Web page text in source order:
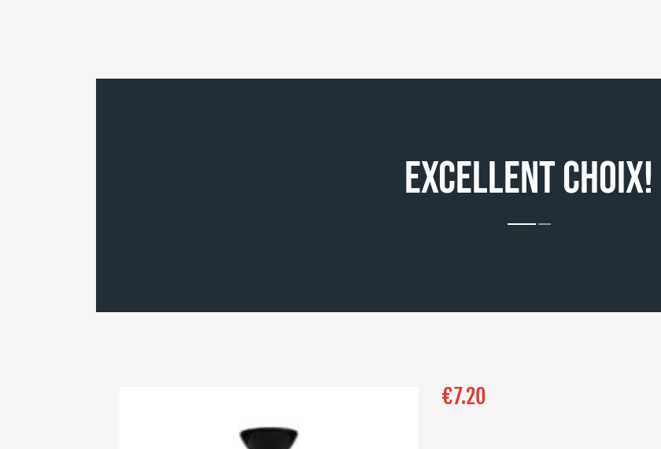
EXCELLENT CHOIX!
€7.20